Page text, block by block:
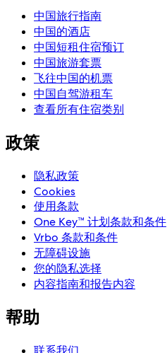
中国旅行指南
中国的酒店
中国短租住宿预订
中国旅游套票
飞往中国的机票
中国自驾游租车
查看所有住宿类别
政策
隐私政策
Cookies
使用条款
One Key™ 计划条款和条件
Vrbo 条款和条件
无障碍设施
您的隐私选择
内容指南和报告内容
帮助